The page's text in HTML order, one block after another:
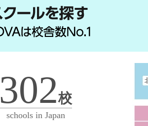
302校
schools in Japan